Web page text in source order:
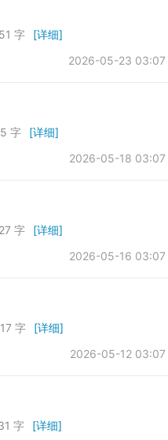
字
[详细]
2026-05-23 03:07
字
[详细]
2026-05-18 03:07
字
[详细]
2026-05-16 03:07
字
[详细]
2026-05-12 03:07
字
[详细]